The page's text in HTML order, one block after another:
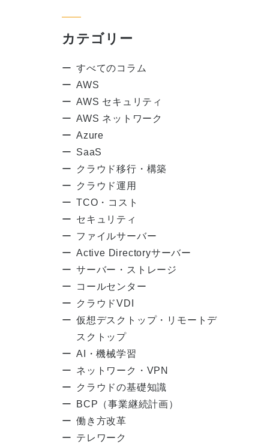
カテゴリー
すべてのコラム
AWS
AWS セキュリティ
AWS ネットワーク
Azure
SaaS
クラウド移行・構築
クラウド運用
TCO・コスト
セキュリティ
ファイルサーバー
Active Directoryサーバー
サーバー・ストレージ
コールセンター
クラウドVDI
仮想デスクトップ・リモートデ
スクトップ
AI・機械学習
ネットワーク・VPN
クラウドの基礎知識
BCP（事業継続計画）
働き方改革
テレワーク